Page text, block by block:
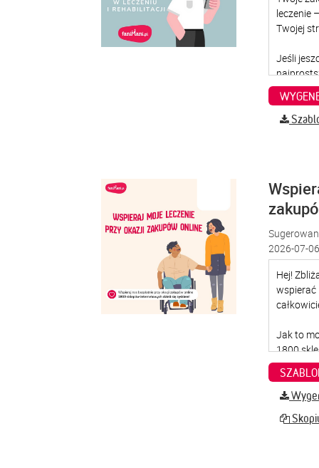
2026-07-